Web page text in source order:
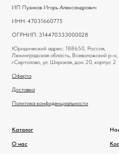
ИП Пузиков Игорь Александрович
ИНН: 47031660775
ОГРНИП: 314470333000028
Юридический адрес: 188650, Россия,
Ленинградская область, Всеволожский р-н,
г.Сертолово, ул. Широкая, дом 20, корпус 2
Оферта
Доставка
Политика конфиденциальности
Каталог
О нас